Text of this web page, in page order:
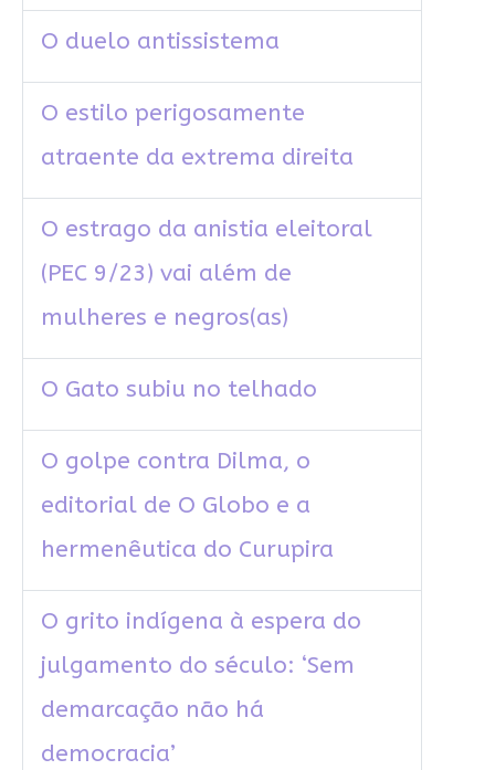
O duelo antissistema
O estilo perigosamente
atraente da extrema direita
O estrago da anistia eleitoral
(PEC 9/23) vai além de
mulheres e negros(as)
O Gato subiu no telhado
O golpe contra Dilma, o
editorial de O Globo e a
hermenêutica do Curupira
O grito indígena à espera do
julgamento do século: ‘Sem
demarcação não há
democracia’